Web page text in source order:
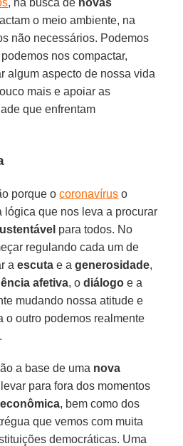
o meio ambiente, na
não necessários. Podemos
nos compactar,
algum aspecto de nossa vida
mais e apoiar as
que enfrentam
porque ocoronavírus o
lógica que nos leva a procurar
para todos. No
regulando cada um de
aescuta e agenerosidade,
afetiva, odiálogo e a
mudando nossa atitude e
o outro podemos realmente
a base de uma nova
para fora dos momentos
, bem como dos
que vemos com muita
democráticas. Uma